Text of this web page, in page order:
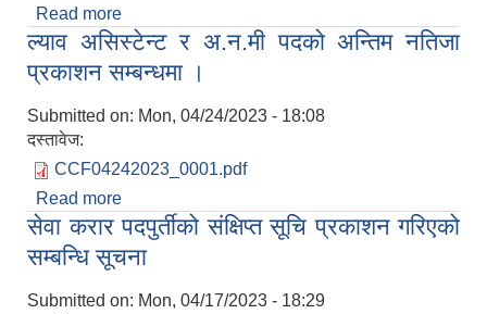
Read more
सूचना।
ल्याव असिस्टेन्ट र अ.न.मी पदको अन्तिम नतिजा
प्रकाशन सम्बन्धमा ।
Submitted on: Mon, 04/24/2023 - 18:08
दस्तावेज:
CCF04242023_0001.pdf
Read more
प्रकाशन सम्बन्धमा ।
सेवा करार पदपुर्तीको संक्षिप्त सूचि प्रकाशन गरिएको
सम्बन्धि सूचना
Submitted on: Mon, 04/17/2023 - 18:29